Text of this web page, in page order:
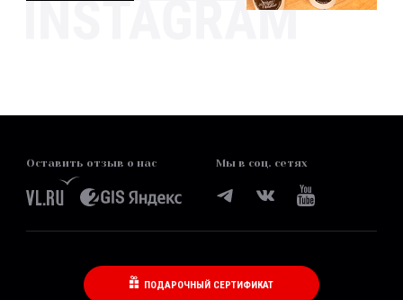
Оставить отзыв о нас Мы в соц. сетях
ПОДАРОЧНЫЙ СЕРТИФИКАТ